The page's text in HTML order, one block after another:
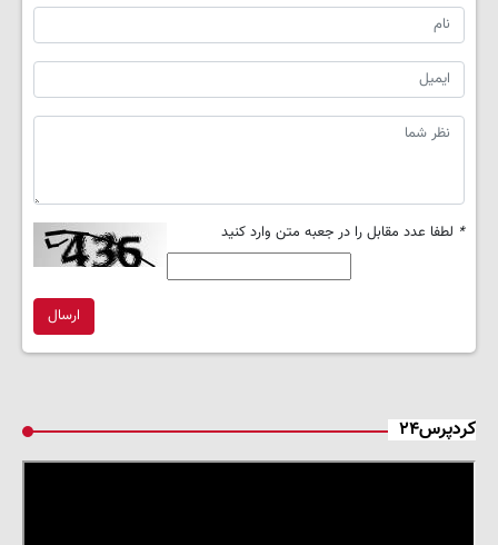
* لطفا عدد مقابل را در جعبه متن وارد کنید
ارسال
کردپرس۲۴